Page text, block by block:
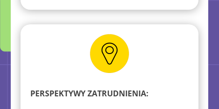
PERSPEKTYWY ZATRUDNIENIA: